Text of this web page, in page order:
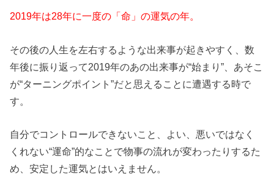
2019年は28年に一度の「命」の運気の年。
その後の人生を左右するような出来事が起きやすく、数
年後に振り返って2019年のあの出来事が“始まり”、あそこ
が“ターニングポイント”だと思えることに遭遇する時で
す。
自分でコントロールできないこと、よい、悪いではなく
くれない“運命”的なことで物事の流れが変わったりするた
め、安定した運気とはいえません。